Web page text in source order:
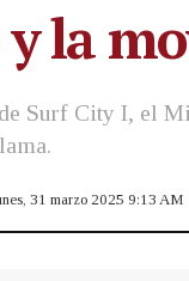
la
Surf City I, el
31 marzo 2025 9:13 AM